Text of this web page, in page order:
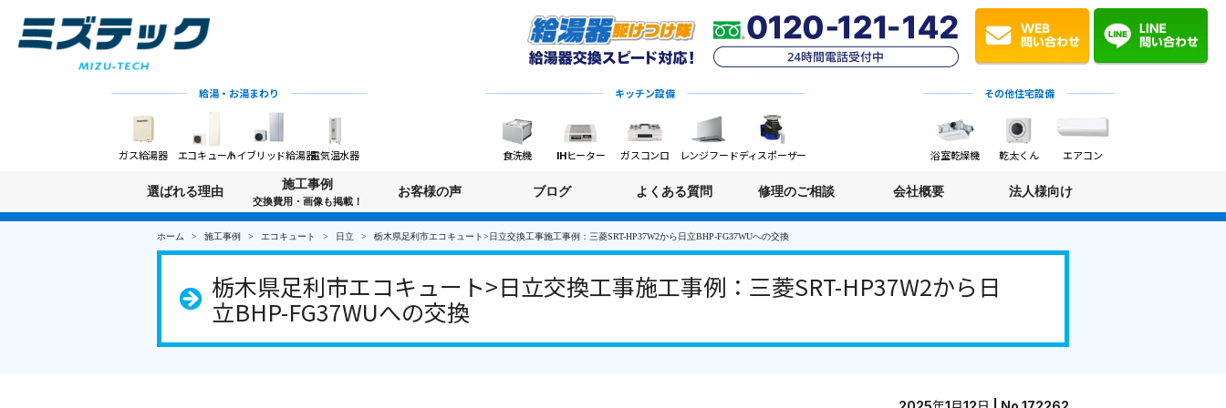
給湯・お湯まわり
ガス給湯器 エコキュートハイブリッド給湯器電気温水器
キッチン設備
食洗機 IHヒーター ガスコンロ レンジフードディスポーザー
その他住宅設備
浴室乾燥機 乾太くん エアコン
選ばれる理由
施工事例
交換費用・画像も掲載！
お客様の声 ブログ よくある質問 修理のご相談 会社概要 法人様向け
ホーム 施工事例 エコキュート 日立 栃木県足利市エコキュート>日立交換工事施工事例：三菱SRT-HP37W2から日立BHP-FG37WUへの交換
栃木県足利市エコキュート>日立交換工事施工事例：三菱SRT-HP37W2から日
立BHP-FG37WUへの交換